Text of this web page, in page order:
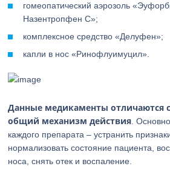
гомеопатический аэрозоль
Назентропфен С»;
комплексное средство «Делуфен»;
капли в нос «Ринофлуимуцил».
Данные медикаменты отличаются
общий механизм действия .
каждого препарата – устранить
нормализовать состояние пациента,
носа, снять отек и воспаление.